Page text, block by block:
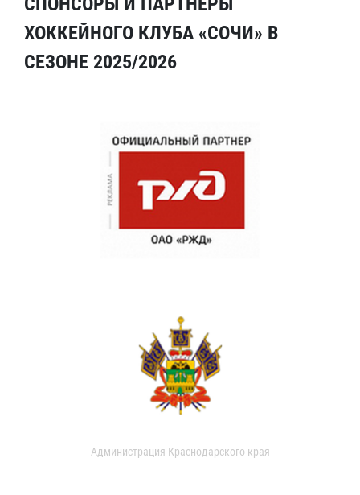
ХОККЕЙНОГО КЛУБА «СОЧИ» В
СЕЗОНЕ 2025/2026
Администрация Краснодарского края